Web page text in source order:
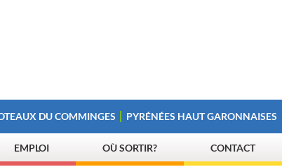
DU COMMINGES PYRÉNÉES HAUT GARONNAISES
EMPLOI OÙ SORTIR? CONTACT